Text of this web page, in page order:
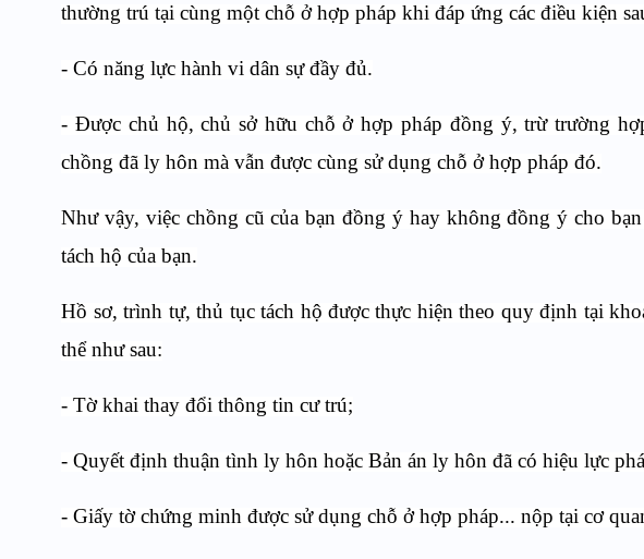
thường trú tại cùng một chỗ ở hợp pháp khi đáp ứng các điều kiện
- Có năng lực hành vi dân sự đầy đủ.
- Được chủ hộ, chủ sở hữu chỗ ở hợp pháp đồng ý, trừ trường
chồng đã ly hôn mà vẫn được cùng sử dụng chỗ ở hợp pháp đó.
Như vậy, việc chồng cũ của bạn đồng ý hay không đồng ý cho
tách hộ của bạn.
Hồ sơ, trình tự, thủ tục tách hộ được thực hiện theo quy định tại
thể như sau:
- Tờ khai thay đổi thông tin cư trú;
- Quyết định thuận tình ly hôn hoặc Bản án ly hôn đã có hiệu lực
- Giấy tờ chứng minh được sử dụng chỗ ở hợp pháp... nộp tại cơ